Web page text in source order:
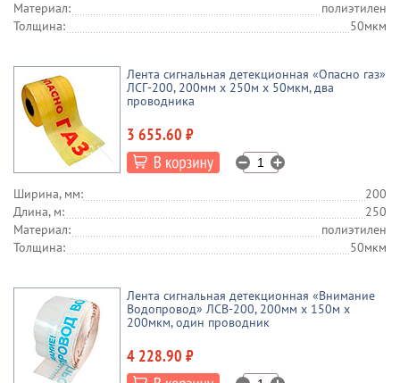
Материал:
полиэтилен
Толщина:
50мкм
Лента сигнальная детекционная «Опасно газ»
ЛСГ-200, 200мм х 250м х 50мкм, два
проводника
3 655.60 ₽
Ширина, мм:
200
Длина, м:
250
Материал:
полиэтилен
Толщина:
50мкм
Лента сигнальная детекционная «Внимание
Водопровод» ЛСВ-200, 200мм х 150м х
200мкм, один проводник
4 228.90 ₽